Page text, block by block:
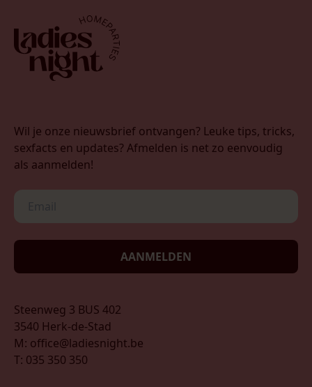
Wil je onze nieuwsbrief ontvangen? Leuke tips, tricks,
sexfacts en updates? Afmelden is net zo eenvoudig
als aanmelden!
AANMELDEN
Steenweg 3 BUS 402
3540 Herk-de-Stad
M: office@ladiesnight.be
T: 035 350 350